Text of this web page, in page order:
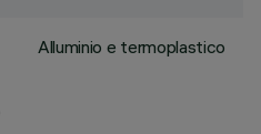
Alluminio e termoplastico